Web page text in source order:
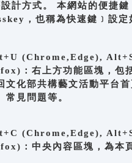
計方式。 本網站的便捷鍵
，也稱為快速鍵﹞設定
(Chrome,Edge),
：右上方功能區塊，包
文化部共構藝文活動平台
常見問題等。
(Chrome,Edge),
：中央內容區塊，為本